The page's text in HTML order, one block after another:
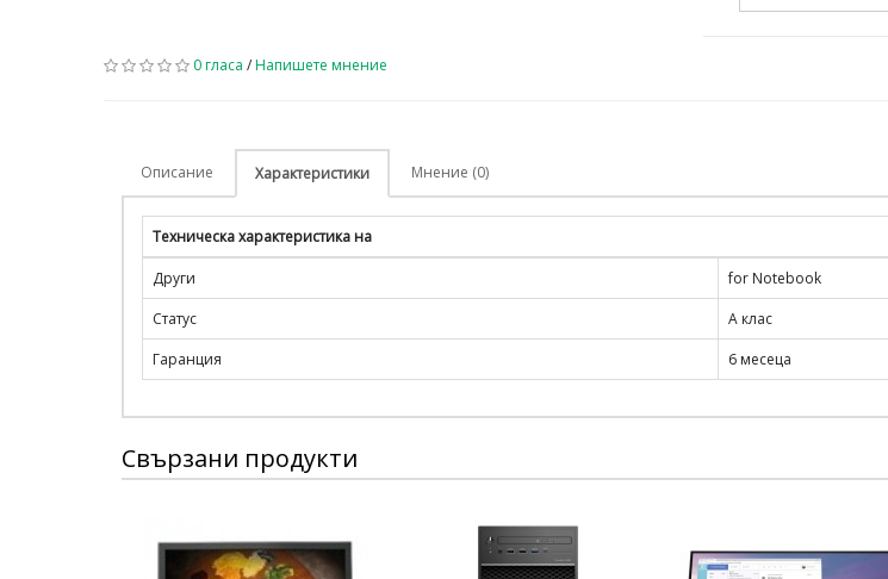
0 гласа /Напишете мнение
Описание Характеристики Мнение (0)
Техническа характеристика на
Други
for Notebook
Статус
А клас
Гаранция
6 месеца
Свързани продукти